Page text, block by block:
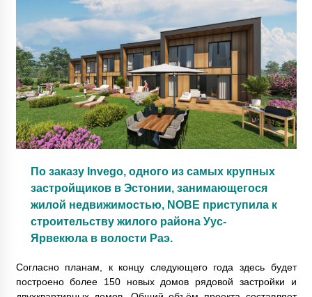
По заказу Invego, одного из самых крупных
застройщиков в Эстонии, занимающегося
жилой недвижимостью, NOBE приступила к
строительству жилого района Уус-
Ярвекюла в волости Раэ.
Согласно планам, к концу следующего года здесь будет
построено более 150 новых домов рядовой застройки и